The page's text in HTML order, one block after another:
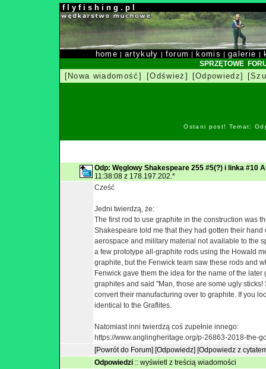
f l y f i s h i n g . p l
home |artykuły | forum | komis |galerie |
SPRZĘTOWE
[Nowa wiadomość] [Odśwież] [Odpowiedz]
Ostani post! Temat:
Odp: Węglowy Shakespeare 255 #5(?) i linka #10
11:38:08 z 178.197.202.*
Cześć
Jedni twierdzą, że:
The first rod to use graphite in the construction was
Shakespeare told me that they had gotten their
aerospace and military material not available to the
a few prototype all-graphite rods using the Howald
graphite, but the Fenwick team saw these rods and
Fenwick gave them the idea for the name of the
graphites and said "Man, those are some ugly
convert their manufacturing over to graphite. If you
identical to the Graflites.
Natomiast inni twierdzą coś zupełnie innego:
https://www.anglingheritage.org/p-26863-2018-the-
[Powrót do Forum] [Odpowiedz] [Odpowiedz z
Odpowiedzi :: wyświetl z treścią wiadomości